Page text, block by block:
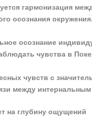
гармонизация
осознания окружения.
осознание
чувства в
чувств с
между
на глубину ощущений